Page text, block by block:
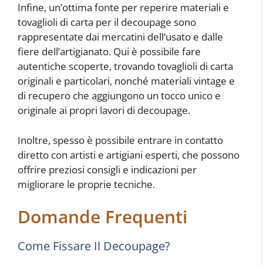
Infine, un’ottima fonte per reperire materiali e
tovaglioli di carta per il decoupage sono
rappresentate dai mercatini dell’usato e dalle
fiere dell’artigianato. Qui è possibile fare
autentiche scoperte, trovando tovaglioli di carta
originali e particolari, nonché materiali vintage e
di recupero che aggiungono un tocco unico e
originale ai propri lavori di decoupage.
Inoltre, spesso è possibile entrare in contatto
diretto con artisti e artigiani esperti, che possono
offrire preziosi consigli e indicazioni per
migliorare le proprie tecniche.
Domande Frequenti
Come Fissare Il Decoupage?